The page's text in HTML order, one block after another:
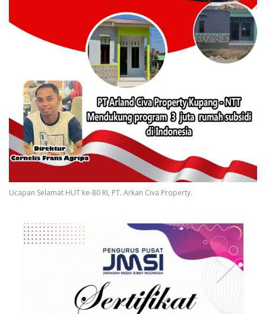
Ucapan Selamat HUT ke-80 RI, PT. Arkan Civa Property.